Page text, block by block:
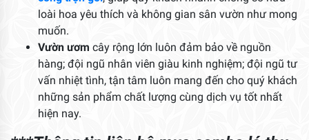
loài hoa yêu thích và không gian sân vườn như mong
muốn.
Vườn ươm cây rộng lớn luôn đảm bảo về nguồn
hàng; đội ngũ nhân viên giàu kinh nghiệm; đội ngũ tư
vấn nhiệt tình, tận tâm luôn mang đến cho quý khách
những sản phẩm chất lượng cùng dịch vụ tốt nhất
hiện nay.